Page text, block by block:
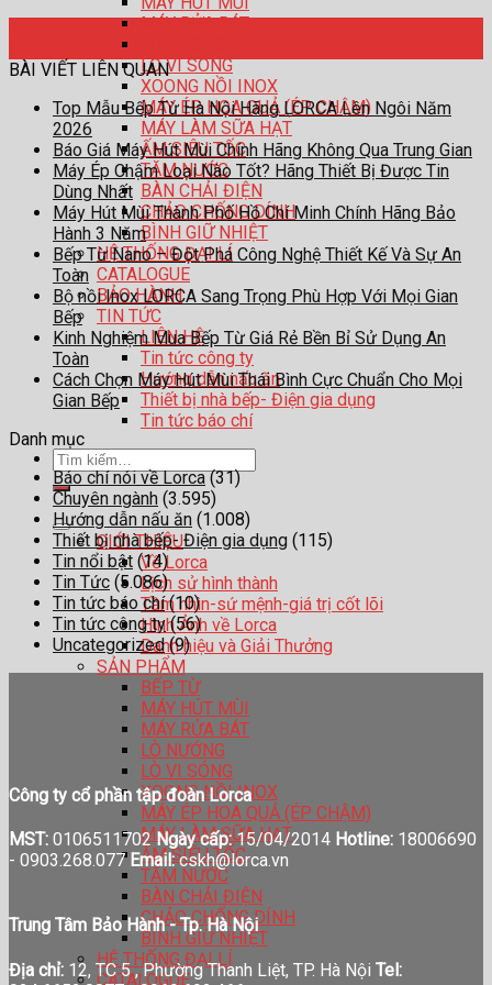
MÁY RỬA BÁT
LÒ VI SÓNG
XOONG NỒI INOX
MÁY ÉP HOA QUẢ (ÉP CHẬM)
MÁY LÀM SỮA HẠT
ẤM SIÊU TỐC
TĂM NƯỚC
BÀN CHẢI ĐIỆN
CHẢO CHỐNG DÍNH
BÌNH GIỮ NHIỆT
HỆ THỐNG ĐẠI LÍ
CATALOGUE
BẢO HÀNH
TIN TỨC
LIÊN HỆ
Tin tức công ty
Hướng dẫn nấu ăn
Thiết bị nhà bếp- Điện gia dụng
Tin tức báo chí
Tìm
kiếm:
GIỚI THIỆU
Về Lorca
Lịch sử hình thành
Tầm nhìn-sứ mệnh-giá trị cốt lõi
Hình Ảnh về Lorca
Danh hiệu và Giải Thưởng
SẢN PHẨM
BẾP TỪ
MÁY HÚT MÙI
MÁY RỬA BÁT
LÒ NƯỚNG
LÒ VI SÓNG
XOONG NỒI INOX
MÁY ÉP HOA QUẢ (ÉP CHẬM)
MÁY LÀM SỮA HẠT
ẤM SIÊU TỐC
TĂM NƯỚC
BÀN CHẢI ĐIỆN
CHẢO CHỐNG DÍNH
BÌNH GIỮ NHIỆT
HỆ THỐNG ĐẠI LÍ
CATALOGUE
BÀI VIẾT LIÊN QUAN
Top Mẫu Bếp Từ Hà Nội Hãng LORCA Lên Ngôi Năm
2026
Báo Giá Máy Hút Mùi Chính Hãng Không Qua Trung Gian
Máy Ép Chậm Loại Nào Tốt? Hãng Thiết Bị Được Tin
Dùng Nhất
Máy Hút Mùi Thành Phố Hồ Chí Minh Chính Hãng Bảo
Hành 3 Năm
Bếp Từ Nano – Đột Phá Công Nghệ Thiết Kế Và Sự An
Toàn
Bộ nồi Inox LORCA Sang Trọng Phù Hợp Với Mọi Gian
Bếp
Kinh Nghiệm Mua Bếp Từ Giá Rẻ Bền Bỉ Sử Dụng An
Toàn
Cách Chọn Máy Hút Mùi Thái Bình Cực Chuẩn Cho Mọi
Gian Bếp
Danh mục
Báo chí nói về Lorca(31)
Chuyên ngành (3.595)
Hướng dẫn nấu ăn (1.008)
Thiết bị nhà bếp- Điện gia dụng (115)
Tin nổi bật (14)
Tin Tức (5.086)
Tin tức báo chí(10)
Tin tức công ty(56)
Uncategorized(9)
Công ty cổ phần tập đoàn Lorca
MST: 0106511702Ngày cấp:15/04/2014 Hotline: 18006690
- 0903.268.077 Email:cskh@lorca.vn
Trung Tâm Bảo Hành - Tp. Hà Nội
Địa chỉ: 12, TC 5 , Phường Thanh Liệt, TP. Hà Nội Tel: